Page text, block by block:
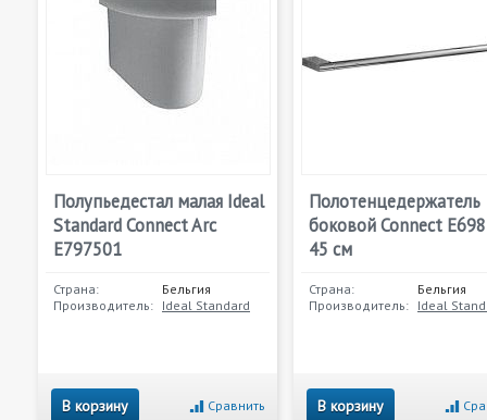
Полупьедестал малая Ideal
Standard Connect Arc
E797501
Страна:
Бельгия
Производитель: Ideal Standard
В корзину Сравнить
Полотенцедержатель
боковой Connect
45 см
Страна:
Бельгия
Производитель: Ideal
В корзину